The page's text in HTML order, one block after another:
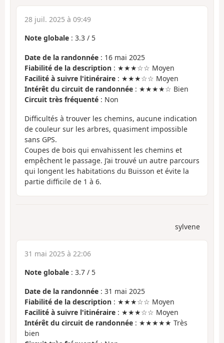
28 juil. 2025 à 09:49
Note globale : 3.3 / 5
Date de la randonnée : 16 mai 2025
Fiabilité de la description : ★★★☆☆ Moyen
Facilité à suivre l'itinéraire : ★★★☆☆ Moyen
Intérêt du circuit de randonnée : ★★★★☆ Bien
Circuit très fréquenté : Non
Difficultés à trouver les chemins, aucune indication
de couleur sur les arbres, quasiment impossible
sans GPS.
Coupes de bois qui envahissent les chemins et
empêchent le passage. J’ai trouvé un autre parcours
qui longent les habitations du Buisson et évite la
partie difficile de 1 à 6.
sylvene
31 mai 2025 à 22:06
Note globale : 3.7 / 5
Date de la randonnée : 31 mai 2025
Fiabilité de la description : ★★★☆☆ Moyen
Facilité à suivre l'itinéraire : ★★★☆☆ Moyen
Intérêt du circuit de randonnée : ★★★★★ Très
bien